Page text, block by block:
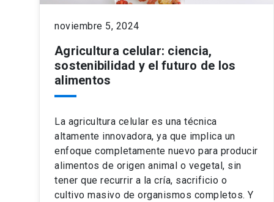
noviembre 5, 2024
Agricultura celular: ciencia,
sostenibilidad y el futuro de los
alimentos
La agricultura celular es una técnica
altamente innovadora, ya que implica un
enfoque completamente nuevo para producir
alimentos de origen animal o vegetal, sin
tener que recurrir a la cría, sacrificio o
cultivo masivo de organismos completos. Y